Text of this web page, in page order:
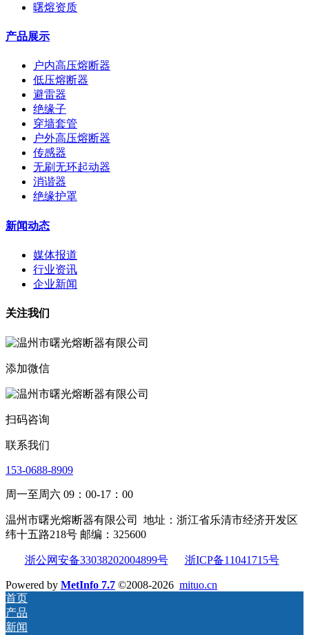
曙熔资质
产品展示
户内高压熔断器
低压熔断器
避雷器
绝缘子
穿墙套管
户外高压熔断器
传感器
无刷无环起动器
消谐器
绝缘护罩
新闻动态
媒体报道
行业资讯
企业新闻
关注我们
添加微信
扫码咨询
联系我们
153-0688-8909
周一至周六 09：00-17：00
温州市曙光熔断器有限公司
地址：浙江省乐清市经济开发区
纬十五路218号 邮编：325600
浙公网安备33038202004899号 浙ICP备11041715号
Powered by MetInfo 7.7 ©2008-2026 mituo.cn
首页
产品
新闻